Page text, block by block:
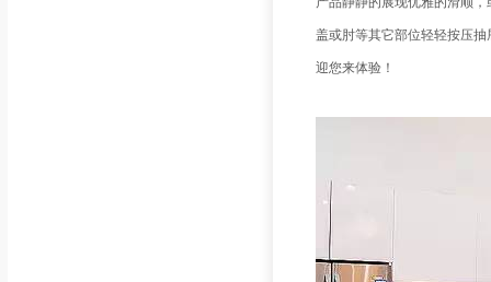
盖或肘等其它部位轻轻按压
迎您来体验！